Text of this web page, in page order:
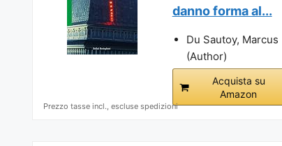
danno forma al...
Du Sautoy, Marcus
(Author)
Acquista su
Amazon
Prezzo tasse incl., escluse spedizioni